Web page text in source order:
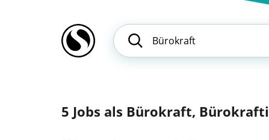
5 Jobs als Bürokraft,